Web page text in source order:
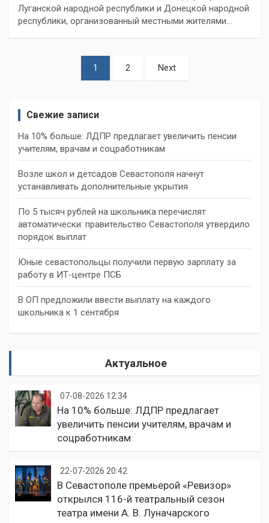
Луганской народной республики и Донецкой народной
республики, организованный местными жителями…
1 2 Next
Свежие записи
На 10% больше: ЛДПР предлагает увеличить пенсии
учителям, врачам и соцработникам
Возле школ и детсадов Севастополя начнут
устанавливать дополнительные укрытия
По 5 тысяч рублей на школьника перечислят
автоматически: правительство Севастополя утвердило
порядок выплат
Юные севастопольцы получили первую зарплату за
работу в ИТ-центре ПСБ
В ОП предложили ввести выплату на каждого
школьника к 1 сентября
Актуальное
07-08-2026 12:34
На 10% больше: ЛДПР предлагает
увеличить пенсии учителям, врачам и
соцработникам
22-07-2026 20:42
В Севастополе премьерой «Ревизор»
открылся 116-й театральный сезон
театра имени А. В. Луначарского